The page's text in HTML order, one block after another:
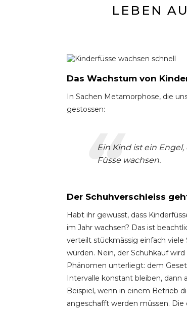
LEBEN
Das Wachstum von
In Sachen Metamorphose, die
gestossen:
Ein Kind ist ein
Füsse wachsen.
Der Schuhverschleiss
Habt ihr gewusst, dass
im Jahr wachsen? Das ist
verteilt stückmässig einfach
würden. Nein, der Schuhkauf
Phänomen unterliegt: dem
Intervalle konstant bleiben, dann
Beispiel, wenn in einem Betrieb
angeschafft werden müssen.